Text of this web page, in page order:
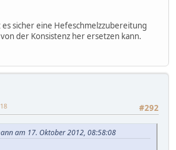
es sicher eine Hefeschmelzzubereitung
der Konsistenz her ersetzen kann.
#292
am 17. Oktober 2012, 08:58:08